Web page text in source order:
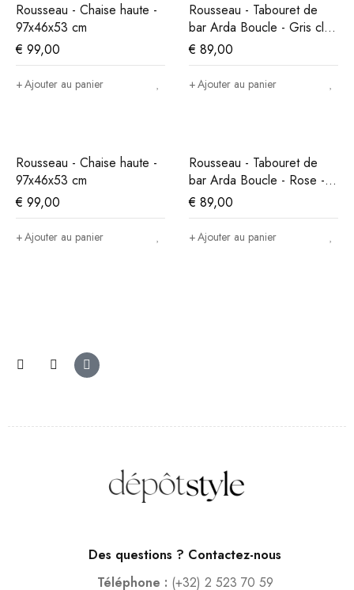
Rousseau - Chaise haute -
97x46x53 cm
€ 99,00
Ajouter au panier
Rousseau - Tabouret de
bar Arda Boucle - Gris clair
- 86x49x46 cm
€ 89,00
Ajouter au panier
Rousseau - Chaise haute -
97x46x53 cm
€ 99,00
Ajouter au panier
Rousseau - Tabouret de
bar Arda Boucle - Rose -
86x49x46 cm
€ 89,00
Ajouter au panier
Des questions ? Contactez-nous
Téléphone : (+32) 2 523 70 59